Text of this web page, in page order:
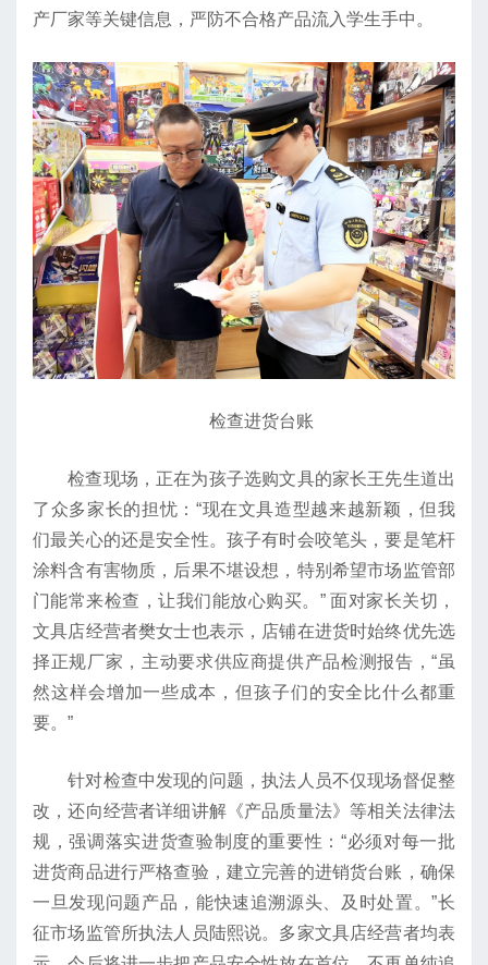
产厂家等关键信息，严防不合格产品流入学生手中。
检查进货台账
检查现场，正在为孩子选购文具的家长王先生道出
了众多家长的担忧：“现在文具造型越来越新颖，但我
们最关心的还是安全性。孩子有时会咬笔头，要是笔杆
涂料含有害物质，后果不堪设想，特别希望市场监管部
门能常来检查，让我们能放心购买。” 面对家长关切，
文具店经营者樊女士也表示，店铺在进货时始终优先选
择正规厂家，主动要求供应商提供产品检测报告，“虽
然这样会增加一些成本，但孩子们的安全比什么都重
要。”
针对检查中发现的问题，执法人员不仅现场督促整
改，还向经营者详细讲解《产品质量法》等相关法律法
规，强调落实进货查验制度的重要性：“必须对每一批
进货商品进行严格查验，建立完善的进销货台账，确保
一旦发现问题产品，能快速追溯源头、及时处置。”长
征市场监管所执法人员陆熙说。多家文具店经营者均表